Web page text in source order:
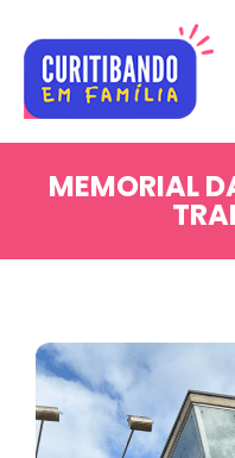
MEMORIAL